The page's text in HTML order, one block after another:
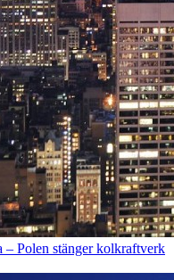
– Polen stänger kolkraftverk